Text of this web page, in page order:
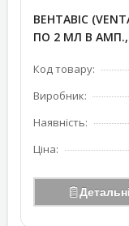
ВЕНТАВІС
ПО 2 МЛ В
Код товару:
Виробник:
Наявність:
Ціна: